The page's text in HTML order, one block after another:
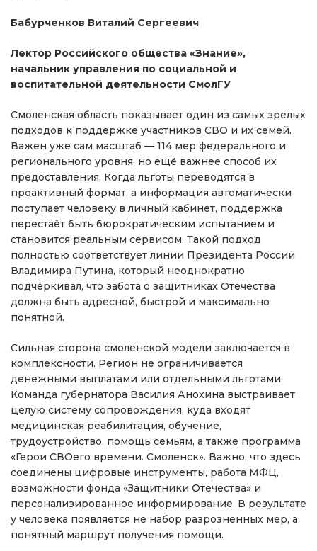
Бабурченков Виталий Сергеевич
Лектор Российского общества «Знание»,
начальник управления по социальной и
воспитательной деятельности СмолГУ
Смоленская область показывает один из самых зрелых
подходов к поддержке участников СВО и их семей.
Важен уже сам масштаб — 114 мер федерального и
регионального уровня, но ещё важнее способ их
предоставления. Когда льготы переводятся в
проактивный формат, а информация автоматически
поступает человеку в личный кабинет, поддержка
перестаёт быть бюрократическим испытанием и
становится реальным сервисом. Такой подход
полностью соответствует линии Президента России
Владимира Путина, который неоднократно
подчёркивал, что забота о защитниках Отечества
должна быть адресной, быстрой и максимально
понятной.
Сильная сторона смоленской модели заключается в
комплексности. Регион не ограничивается
денежными выплатами или отдельными льготами.
Команда губернатора Василия Анохина выстраивает
целую систему сопровождения, куда входят
медицинская реабилитация, обучение,
трудоустройство, помощь семьям, а также программа
«Герои СВОего времени. Смоленск». Важно, что здесь
соединены цифровые инструменты, работа МФЦ,
возможности фонда «Защитники Отечества» и
персонализированное информирование. В результате
у человека появляется не набор разрозненных мер, а
понятный маршрут получения помощи.